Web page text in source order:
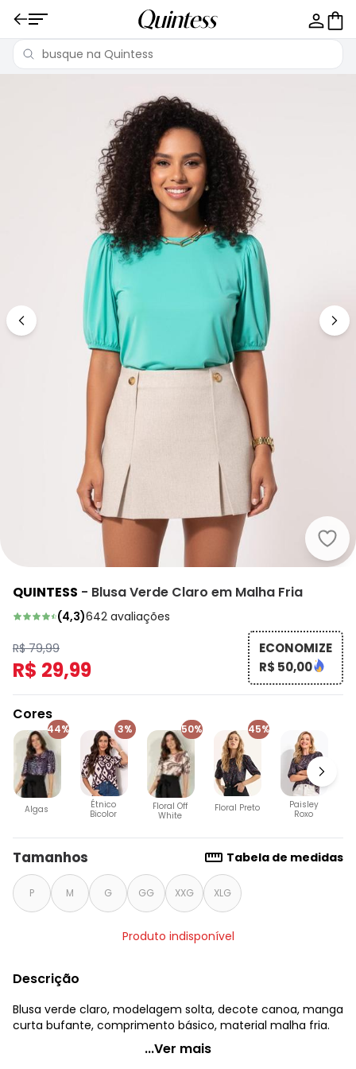
QUINTESS - Blusa Verde Claro em Malha Fria
(4,3)642 avaliações
R$ 79,99
R$ 29,99
ECONOMIZE
R$ 50,00
Cores
44%
Algas
3%
Étnico
Bicolor
50%
Floral Off
White
45%
Floral Preto
Paisley
Roxo
Tamanhos Tabela de medidas
P M G GG XXG XLG
Produto indisponível
Descrição
Blusa verde claro, modelagem solta, decote canoa, manga
curta bufante, comprimento básico, material malha fria.
Quintess - Blusa Verde Claro em Malha Fria
...Ver mais